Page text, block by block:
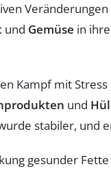
und Gemüse in
Kampf mit
und
stabiler,
gesunder